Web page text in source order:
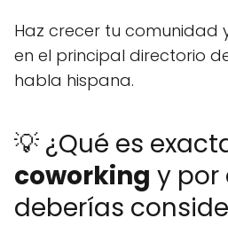
Haz crecer tu comunidad
en el principal directorio
habla hispana.
💡 ¿Qué es
coworking y por
deberías